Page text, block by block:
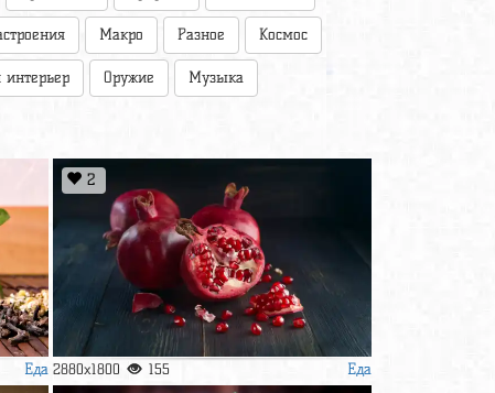
Макро Разное Космос
Оружие Музыка
Еда
2
2880x1800 155
Еда